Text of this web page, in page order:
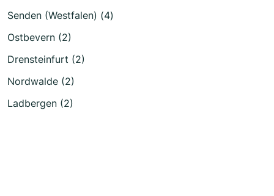
Senden (Westfalen) (4)
Ostbevern (2)
Drensteinfurt (2)
Nordwalde (2)
Ladbergen (2)